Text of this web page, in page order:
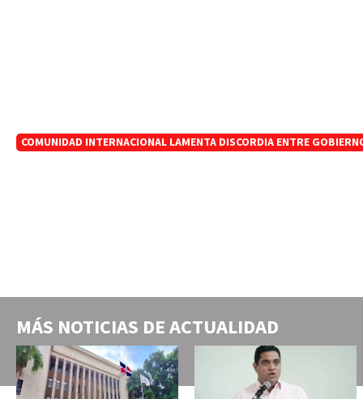
COMUNIDAD INTERNACIONAL LAMENTA DISCORDIA ENTRE
MÁS NOTICIAS DEACTUALIDAD